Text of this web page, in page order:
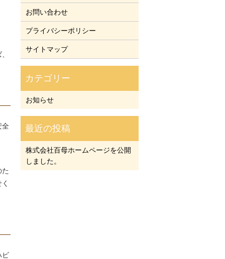
全
ビ
お問い合わせ
プライバシーポリシー
サイトマップ
お知らせ
株式会社百母ホームページを公開
しました。